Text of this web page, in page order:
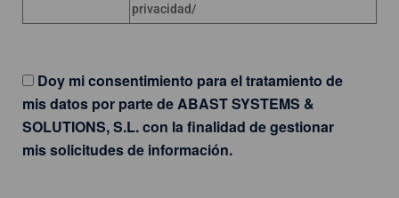
privacidad/
Doy mi consentimiento para el tratamiento de
mis datos por parte de ABAST SYSTEMS &
SOLUTIONS, S.L. con la finalidad de gestionar
mis solicitudes de información.